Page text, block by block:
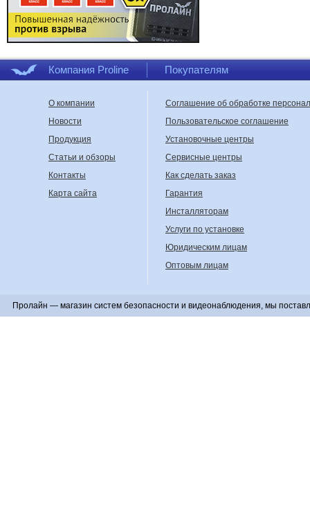
Компания Proline Покупателям
О компании
Новости
Продукция
Статьи и обзоры
Контакты
Карта сайта
Соглашение об обработке
Пользовательское соглашение
Установочные центры
Сервисные центры
Как сделать заказ
Гарантия
Инсталляторам
Услуги по установке
Юридическим лицам
Оптовым лицам
Пролайн — магазин систем безопасности и видеонаблюдения, мы